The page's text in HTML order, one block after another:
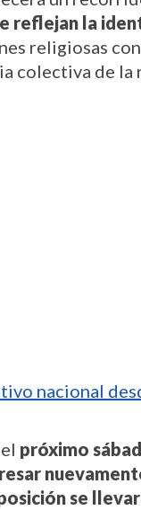
reflejan la
religiosas
colectiva de la
nacional
próximo
se